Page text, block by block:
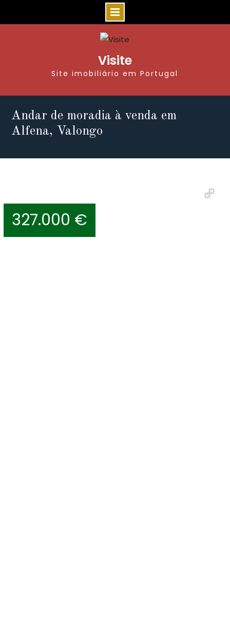
Visite
Site imobiliário em Portugal
Andar de moradia à venda em
Alfena, Valongo
327.000 €